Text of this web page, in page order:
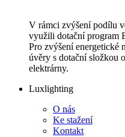
V rámci zvýšení podílu
využili dotační program
Pro zvýšení energetické
úvěry s dotační složkou
elektrárny.
Luxlighting
O nás
Ke stažení
Kontakt